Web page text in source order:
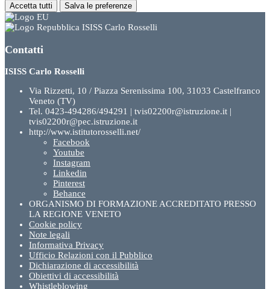
Accetta tutti Salva le preferenze
ISISS Carlo Rosselli
Contatti
ISISS Carlo Rosselli
Via Rizzetti, 10 / Piazza Serenissima 100, 31033 Castelfranco
Veneto (TV)
Tel. 0423-494286/494291 | tvis02200r@istruzione.it |
tvis02200r@pec.istruzione.it
http://www.istitutorosselli.net/
Facebook
Youtube
Instagram
Linkedin
Pinterest
Behance
ORGANISMO DI FORMAZIONE ACCREDITATO PRESSO
LA REGIONE VENETO
Cookie policy
Note legali
Informativa Privacy
Ufficio Relazioni con il Pubblico
Dichiarazione di accessibilità
Obiettivi di accessibilità
Whistleblowing